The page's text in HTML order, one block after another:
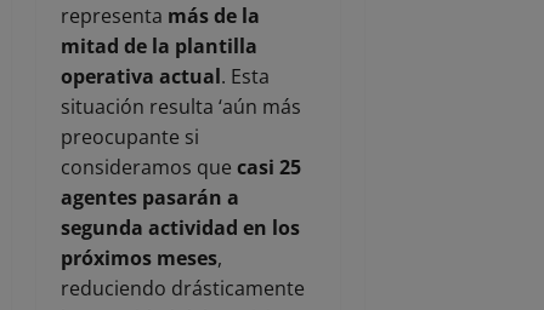
representa más de la
mitad de la plantilla
operativa actual. Esta
situación resulta ‘aún más
preocupante si
consideramos que casi 25
agentes pasarán a
segunda actividad en los
próximos meses,
reduciendo drásticamente